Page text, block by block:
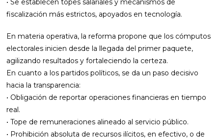
• Se establecen topes salariales y mecanismos de
fiscalización más estrictos, apoyados en tecnología.
En materia operativa, la reforma propone que los cómputos
electorales inicien desde la llegada del primer paquete,
agilizando resultados y fortaleciendo la certeza.
En cuanto a los partidos políticos, se da un paso decisivo
hacia la transparencia:
• Obligación de reportar operaciones financieras en tiempo
real.
• Tope de remuneraciones alineado al servicio público.
• Prohibición absoluta de recursos ilícitos, en efectivo, o de